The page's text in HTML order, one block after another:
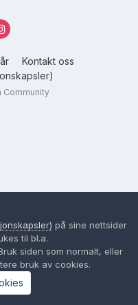
Kontakt oss
Community
på sine nettsider
til bl.a.
siden som normalt, eller
bruk av cookies.